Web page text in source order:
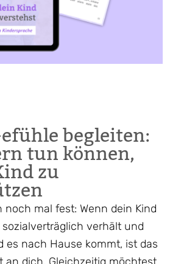
begleiten:
tun können,
zu
noch mal fest: Wenn dein Kind
verhält und
es nach Hause kommt, ist das